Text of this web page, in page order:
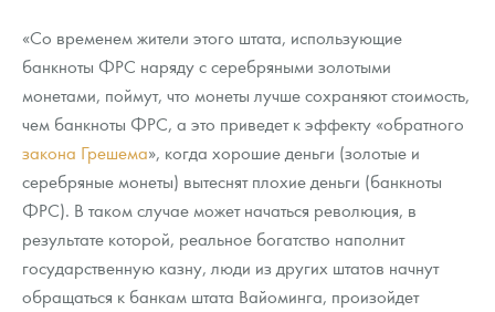
«Со временем жители этого штата, использующие
банкноты ФРС наряду с серебряными золотыми
монетами, поймут, что монеты лучше сохраняют стоимость,
чем банкноты ФРС, а это приведет к эффекту «обратного
закона Грешема», когда хорошие деньги (золотые и
серебряные монеты) вытеснят плохие деньги (банкноты
ФРС). В таком случае может начаться революция, в
результате которой, реальное богатство наполнит
государственную казну, люди из других штатов начнут
обращаться к банкам штата Вайоминга, произойдет